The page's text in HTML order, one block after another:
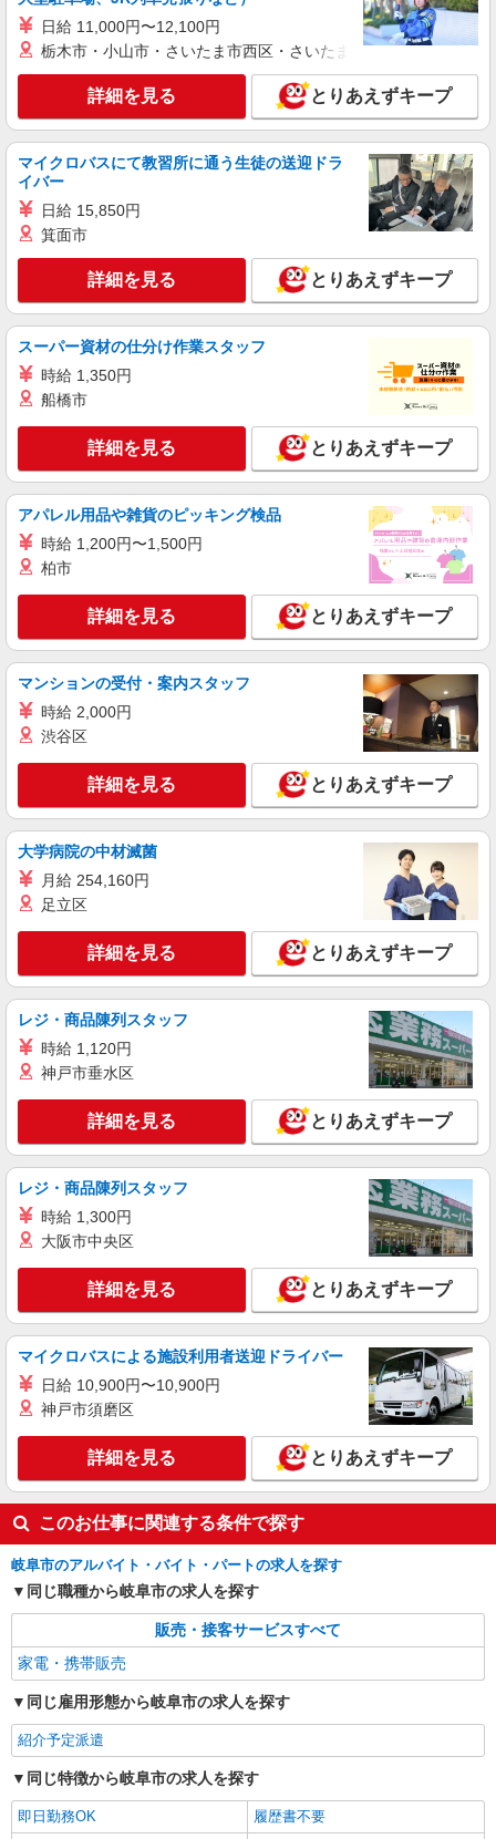
派遣社員
株式会社シエロ
スマホ携帯販売【ソフトバンク】
時給1600円〜 ※別途インセンティブ、職能評
価制度あり ※残業代支給 ★交通費別途支給（規定
あり） ゜+゜・。○。・゜+゜・。○。・゜+゜ 入
社祝い金10万円支給(規定有) お友達を紹介頂くと,
可能（規程有）★ ゜・。○。・゜+゜・。○。・゜
岐阜県岐阜市の商業施設
詳細を見る
紹介予定派遣
株式会社シエロ
携帯販売スタッフ【楽天モバイル】
時給1500円〜 ※残業代支給 ★交通費別途支給
（規定あり） ゜+゜・。○。・゜+゜・。○。・゜
頂くと, インセンティブ支給(規定有) ★月2回払
い・週払い可能（規程有）★ ゜・。○。・゜
+゜・。○。・゜+゜
紹介予定派遣
株式会社シエロ
【au】の携帯販売スタッフ
時給1400円〜 ※残業代支給 ★交通費別途支給
+゜ 入社祝い金10万円支給(規定有) お友達を紹介
頂くと, インセンティブ支給(規定有) ★月2回払
い・週払い可能（規程有）★ ゜・。○。・゜
+゜・。○。・゜+゜
岐阜県岐阜市のauショップ
キープ 詳細を見る
派遣社員
株式会社シエロ
【softbank】の携帯販売スタッフ
時給1500円〜1700円（経験・能力による） ※
残業代支給 ★交通費別途支給（規定あり） ゜
+゜・。○。・゜+゜・。○。・゜+゜ 入社祝い金10
万円支給(規定有) お友達を紹介頂くと, インセンテ
ィブ支給(規定有) ★月2回払い・週払い可能（規程
有）★ ゜・。○。・゜+゜・。○。・゜+゜
岐阜県岐阜市のsoftbankショップ
詳細を見る
紹介予定派遣
スマホ携帯販売【楽天モバイル】
時給1500円〜 ※残業代支給 ★交通費別途支給
（規定あり） ゜+゜・。○。・゜+゜・。○。・゜
+゜ 入社祝い金10万円支給(規定有) お友達を紹介
頂くと, インセンティブ支給(規定有) ★月2回払
い・週払い可能（規程有）★ ゜・。○。・゜
詳細を見る
株式会社シエロ
携帯販売スタッフ【softbank】
時給1600円〜 ※別途インセンティブ、職能評
価制度あり ※残業代支給 ★交通費別途支給（規定
社祝い金10万円支給(規定有) お友達を紹介頂くと,
インセンティブ支給(規定有) ★月2回払い・週払い
可能（規程有）★ ゜・。○。・゜+゜・。○。・゜
+゜
キープ 詳細を見る
日給 11,000円〜12,100円
栃木市・小山市・さいたま市西区・さいたま市岩槻区・久喜市・
詳細を見る とりあえずキープ
マイクロバスにて教習所に通う生徒の送迎ドラ
イバー
日給 15,850円
箕面市
詳細を見る とりあえずキープ
スーパー資材の仕分け作業スタッフ
時給 1,350円
船橋市
詳細を見る とりあえずキープ
アパレル用品や雑貨のピッキング検品
時給 1,200円〜1,500円
柏市
詳細を見る とりあえずキープ
マンションの受付・案内スタッフ
時給 2,000円
渋谷区
詳細を見る とりあえずキープ
大学病院の中材滅菌
月給 254,160円
足立区
詳細を見る とりあえずキープ
レジ・商品陳列スタッフ
時給 1,120円
神戸市垂水区
詳細を見る とりあえずキープ
レジ・商品陳列スタッフ
時給 1,300円
大阪市中央区
詳細を見る とりあえずキープ
マイクロバスによる施設利用者送迎ドライバー
日給 10,900円〜10,900円
神戸市須磨区
詳細を見る とりあえずキープ
このお仕事に関連する条件で探す
岐阜市のアルバイト・バイト・パートの求人を探す
同じ職種から岐阜市の求人を探す
販売・接客サービスすべて
家電・携帯販売
同じ雇用形態から岐阜市の求人を探す
紹介予定派遣
同じ特徴から岐阜市の求人を探す
即日勤務OK
履歴書不要